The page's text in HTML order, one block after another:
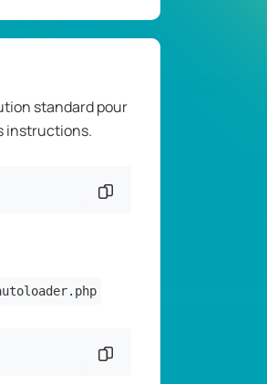
standard pour
instructions.
Copier l'extrait de
Copier l'extrait de